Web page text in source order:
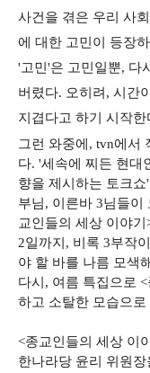
사건을 겪은 우리 사
에 대한 고민이 등장
'고민'은 고민일뿐, 다
버렸다. 오히려, 시간
지겹다고 하기 시작한
그런 와중에, tvn에서
다. '세속에 찌든 현대
향을 제시하는 토크
부님, 이른바 3님들이
교인들의 세상 이야
2일까지, 비록 3부작
야 할 바를 나름 모색
다시, 여름 특집으로
하고 소탈한 모습으
<종교인들의 세상 이
한나라당 윤리 위원